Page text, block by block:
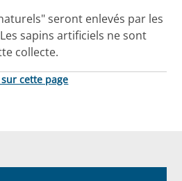
seront enlevés par les
sapins artificiels ne sont
collecte.
cette page